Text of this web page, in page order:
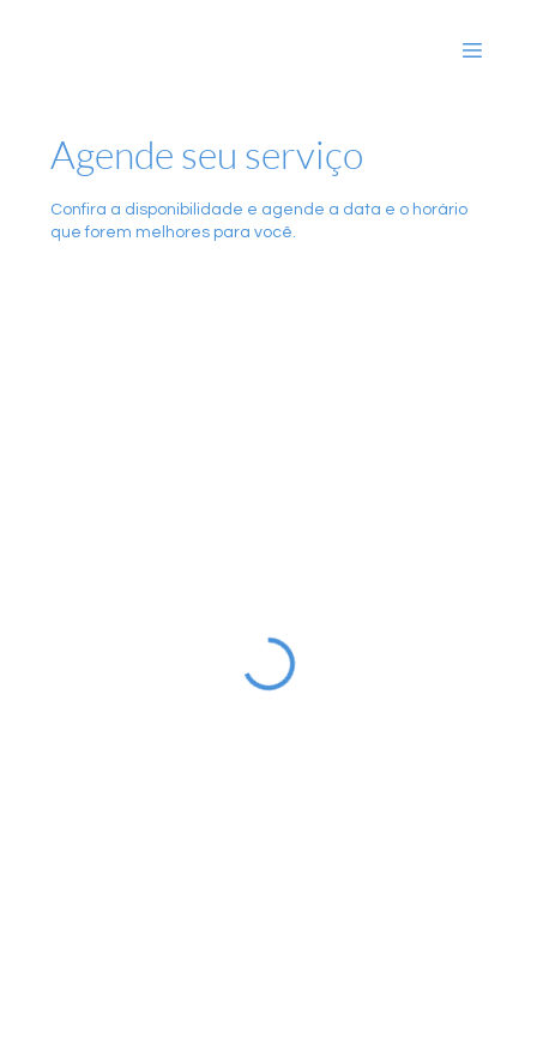
Agende seu serviço
Confira a disponibilidade e agende a data e o horário
que forem melhores para você.